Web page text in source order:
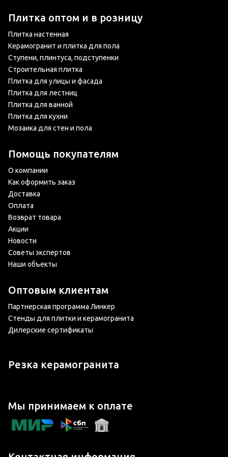
Плитка оптом и в розницу
Плитка настенная
Керамогранит и плитка для пола
Ступени, плинтуса, подступенки
Строительная плитка
Плитка для улицы и фасада
Плитка для лестниц
Плитка для ванной
Плитка для кухни
Мозаика для стен и пола
Помощь покупателям
О компании
Как оформить заказ
Доставка
Оплата
Возврат товара
Акции
Новости
Советы экспертов
Наши объекты
Оптовым клиентам
Партнерская программа Линкер
Стенды для плитки и керамогранита
Дилерские сертификаты
Резка керамогранита
Мы принимаем к оплате